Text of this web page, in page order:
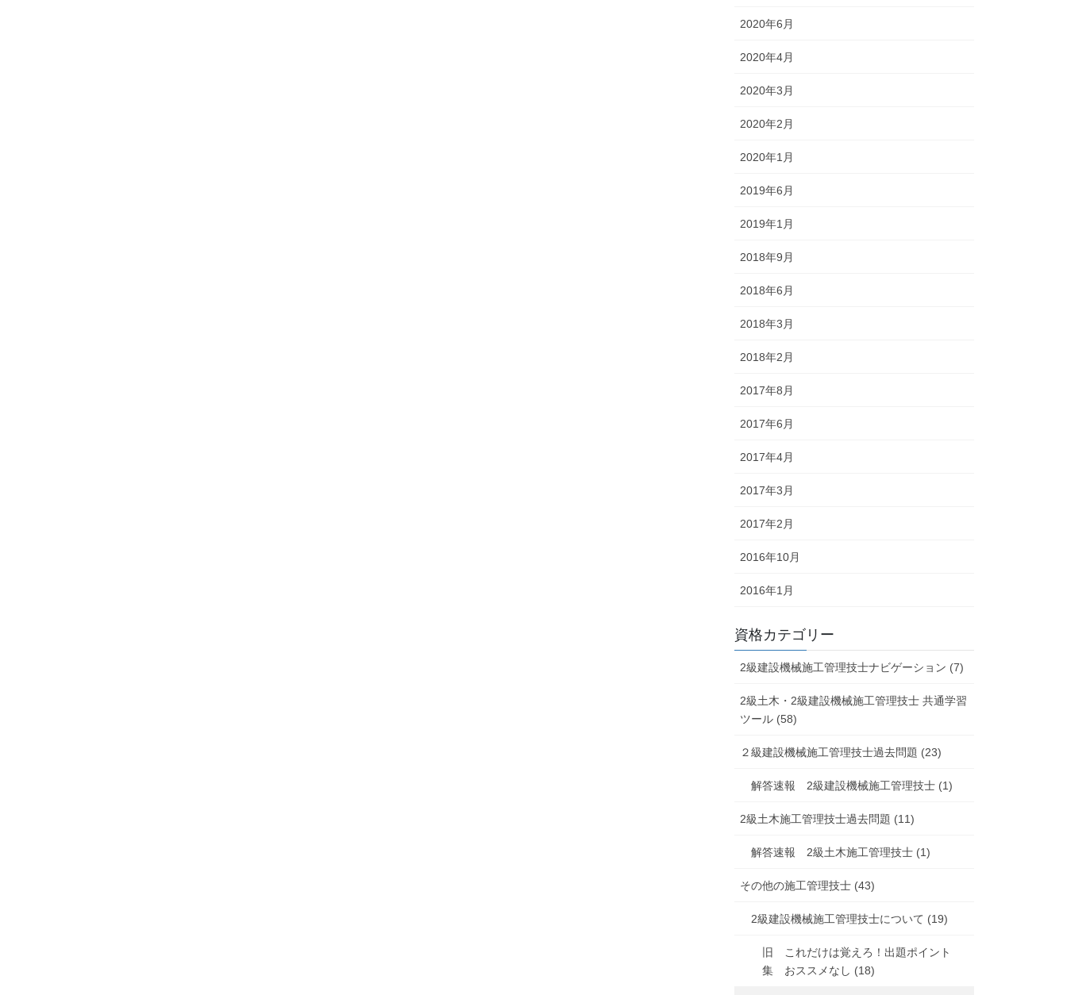
2020年6月
2020年4月
2020年3月
2020年2月
2020年1月
2019年6月
2019年1月
2018年9月
2018年6月
2018年3月
2018年2月
2017年8月
2017年6月
2017年4月
2017年3月
2017年2月
2016年10月
2016年1月
資格カテゴリー
2級建設機械施工管理技士ナビゲーション (7)
2級土木・2級建設機械施工管理技士 共通学習
ツール (58)
２級建設機械施工管理技士過去問題 (23)
解答速報 2級建設機械施工管理技士 (1)
2級土木施工管理技士過去問題 (11)
解答速報 2級土木施工管理技士 (1)
その他の施工管理技士 (43)
2級建設機械施工管理技士について (19)
旧 これだけは覚えろ！出題ポイント
集 おススメなし (18)